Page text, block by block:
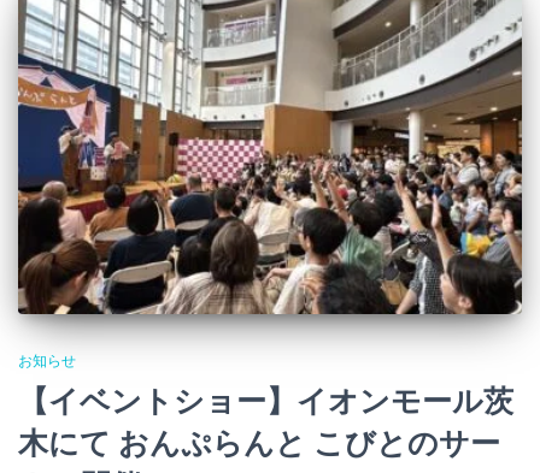
お知らせ
【イベントショー】イオンモール茨
木にて おんぷらんと こびとのサー